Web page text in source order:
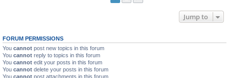
Jump to
FORUM PERMISSIONS
You cannot post new topics in this forum
You cannot reply to topics in this forum
You cannot edit your posts in this forum
You cannot delete your posts in this forum
You cannot post attachments in this forum